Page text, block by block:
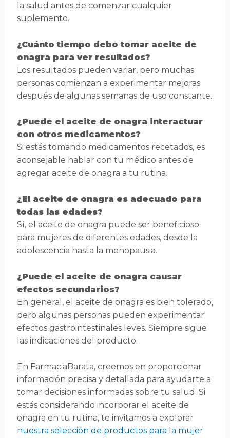
la salud antes de comenzar cualquier
suplemento.
¿Cuánto tiempo debo tomar aceite de
onagra para ver resultados?
Los resultados pueden variar, pero muchas
personas comienzan a experimentar mejoras
después de algunas semanas de uso constante.
¿Puede el aceite de onagra interactuar
con otros medicamentos?
Si estás tomando medicamentos recetados, es
aconsejable hablar con tu médico antes de
agregar aceite de onagra a tu rutina.
¿El aceite de onagra es adecuado para
todas las edades?
Sí, el aceite de onagra puede ser beneficioso
para mujeres de diferentes edades, desde la
adolescencia hasta la menopausia.
¿Puede el aceite de onagra causar
efectos secundarios?
En general, el aceite de onagra es bien tolerado,
pero algunas personas pueden experimentar
efectos gastrointestinales leves. Siempre sigue
las indicaciones del producto.
En FarmaciaBarata, creemos en proporcionar
información precisa y detallada para ayudarte a
tomar decisiones informadas sobre tu salud. Si
estás considerando incorporar el aceite de
onagra en tu rutina, te invitamos a explorar
nuestra selección de productos para la mujer